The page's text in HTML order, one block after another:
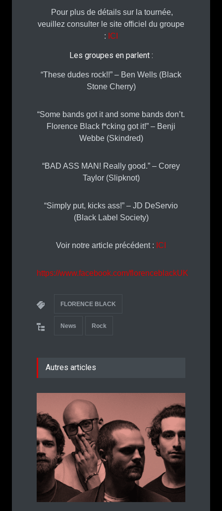
Pour plus de détails sur la tournée,
veuillez consulter le site officiel du groupe
: ICI
Les groupes en parlent :
“These dudes rock!!” – Ben Wells (Black
Stone Cherry)
“Some bands got it and some bands don’t.
Florence Black f*cking got it!” – Benji
Webbe (Skindred)
“BAD ASS MAN! Really good.” – Corey
Taylor (Slipknot)
“Simply put, kicks ass!” – JD DeServio
(Black Label Society)
Voir notre article précédent : ICI
https://www.facebook.com/florenceblackUK
FLORENCE BLACK
News Rock
Autres articles